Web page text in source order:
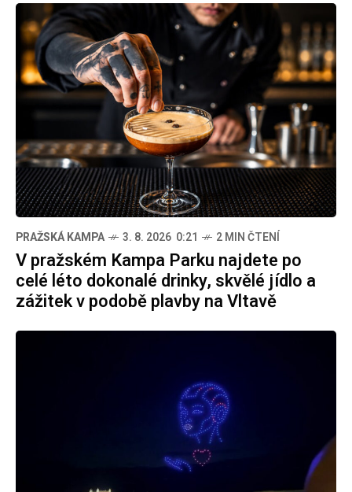
PRAŽSKÁ KAMPA 3. 8. 2026 0:21 2 MIN ČTENÍ
V pražském Kampa Parku najdete po
celé léto dokonalé drinky, skvělé jídlo a
zážitek v podobě plavby na Vltavě